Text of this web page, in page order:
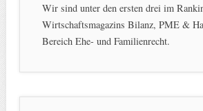
Wir sind unter den ersten drei im
Wirtschaftsmagazins Bilanz, PME &
Bereich Ehe- und Familienrecht.